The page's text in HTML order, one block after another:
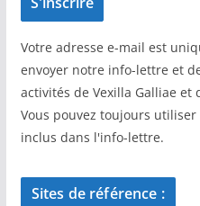
Votre adresse e-mail est
envoyer notre info-lettre et
activités de Vexilla Galliae et
Vous pouvez toujours
inclus dans l'info-lettre.
Sites de référence :